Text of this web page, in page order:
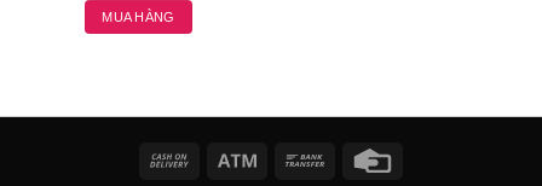
MUA HÀNG